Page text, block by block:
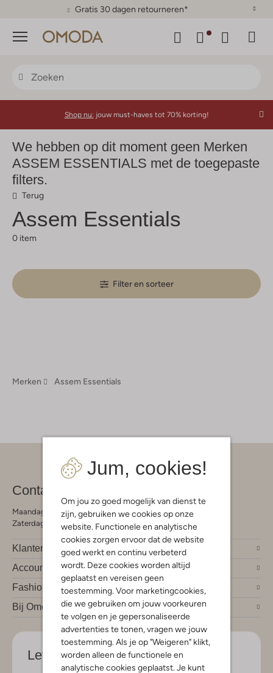
Gratis 30 dagen retourneren*
Menu
Jum, cookies!
Om jou zo goed mogelijk van dienst te
zijn, gebruiken we cookies op onze
website. Functionele en analytische
cookies zorgen ervoor dat de website
goed werkt en continu verbeterd
wordt. Deze cookies worden altijd
geplaatst en vereisen geen
toestemming. Voor marketingcookies,
die we gebruiken om jouw voorkeuren
te volgen en je gepersonaliseerde
advertenties te tonen, vragen we jouw
toestemming. Als je op "Weigeren" klikt,
worden alleen de functionele en
analytische cookies geplaatst. Je kunt
Shop nu: jouw must-haves tot 70% korting!
We hebben op dit moment geen Merken
ASSEM ESSENTIALS met de toegepaste
filters.
Terug
Assem Essentials
0 item
Filter en sorteer
Merken Assem Essentials
Contact
Maandag - Vrijdag 09:00 - 19:00 uur
Zaterdag 09:00 - 17:00 uur
Klantendienst
Account
Fashion trends
Bij Omoda
Let's stay in touch